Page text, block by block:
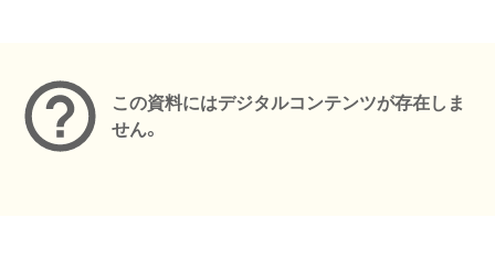
この資料にはデジタルコンテンツが存在しま
せん。